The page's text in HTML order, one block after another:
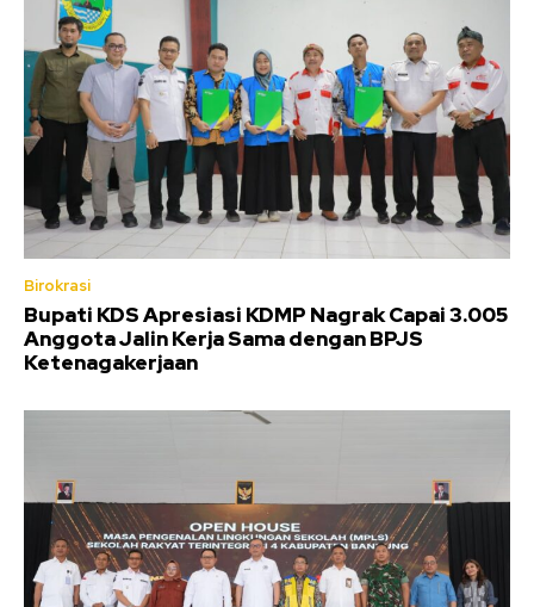
Birokrasi
Bupati KDS Apresiasi KDMP Nagrak Capai 3.005
Anggota Jalin Kerja Sama dengan BPJS
Ketenagakerjaan